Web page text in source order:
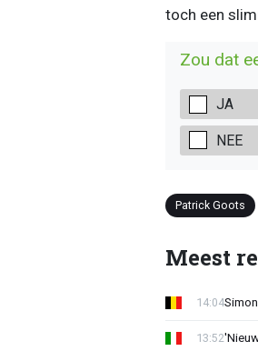
toch een
Zou dat
JA
NEE
Patrick Goots
Meest
14:04
13:52